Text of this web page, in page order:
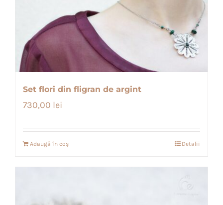
Set flori din fligran de argint
730,00 lei
Adaugă în coș Detalii